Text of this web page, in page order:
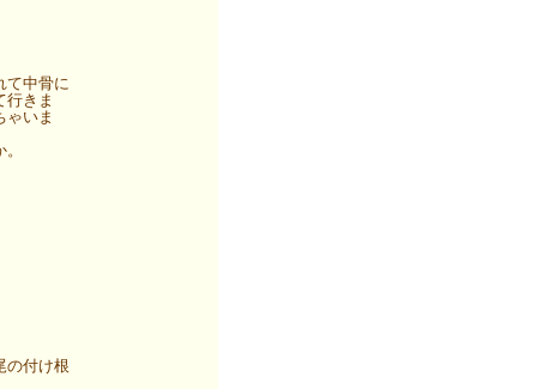
て中骨に
行きま
ゃいま
の付け根